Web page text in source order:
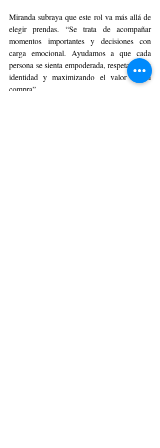
Miranda subraya que este rol va más allá de
elegir prendas. “Se trata de acompañar
momentos importantes y decisiones con
carga emocional. Ayudamos a que cada
persona se sienta empoderada, respetando su
identidad y maximizando el valor de su
compra”.